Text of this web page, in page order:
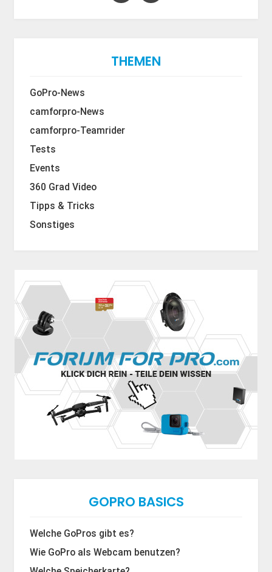
THEMEN
GoPro-News
camforpro-News
camforpro-Teamrider
Tests
Events
360 Grad Video
Tipps & Tricks
Sonstiges
GOPRO BASICS
Welche GoPros gibt es?
Wie GoPro als Webcam benutzen?